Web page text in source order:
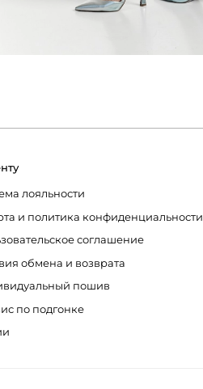
лояльности
и политика конфиденциальности
соглашение
обмена и возврата
пошив
по подгонке